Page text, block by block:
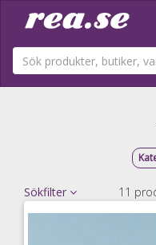
Sökfilter 11